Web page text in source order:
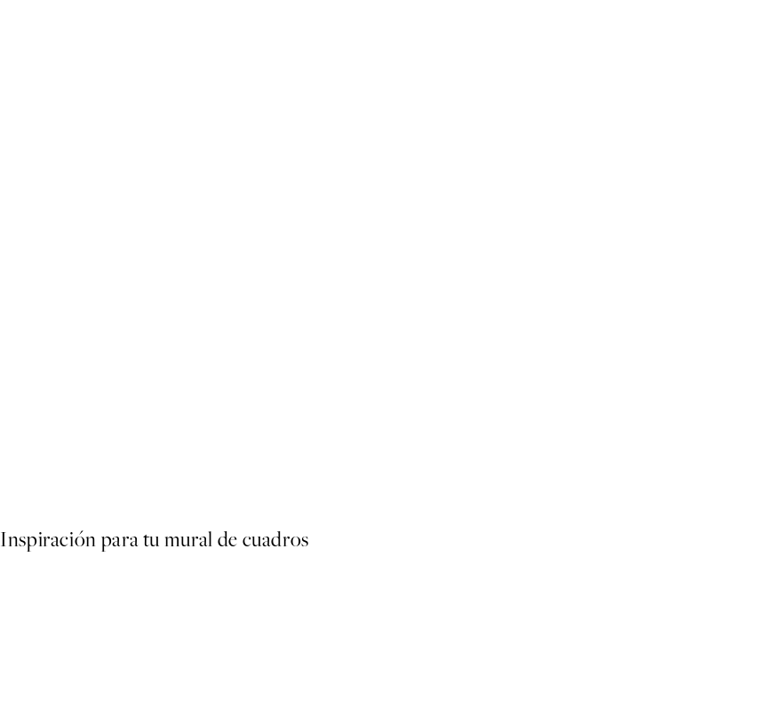
Inspiración para tu mural de cuadros